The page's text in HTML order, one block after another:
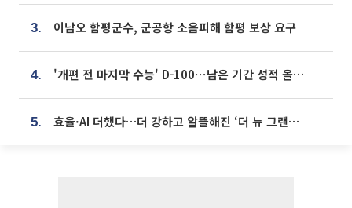
3. 이남오 함평군수, 군공항 소음피해 함평 보상 요구
4. '개편 전 마지막 수능' D-100⋯남은 기간 성적 올릴 전략은
5. 효율·AI 더했다…더 강하고 알뜰해진 ‘더 뉴 그랜저 하이브리드’ [ET의 모빌리티]